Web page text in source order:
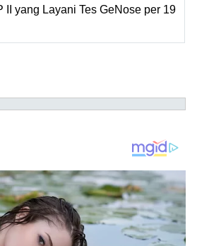
II yang Layani Tes GeNose per 19